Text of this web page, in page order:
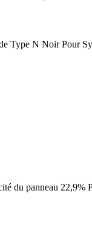
Type N Noir Pour
du panneau 22,9%